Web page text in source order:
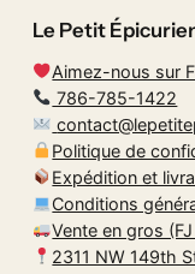
l
b
Le Petit
Aimez-nous sur
786-785-1422
Politique de
Expédition et
Conditions
Vente en gros
2311 NW 149th